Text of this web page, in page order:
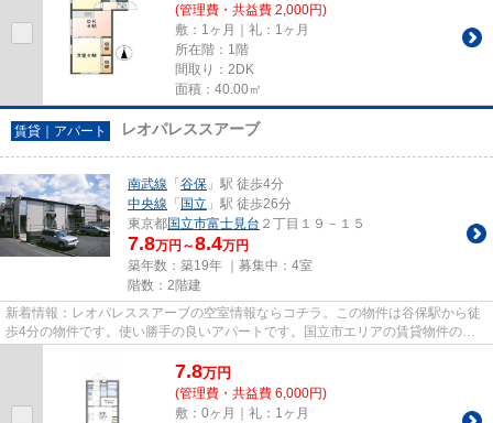
(管理費・共益費 2,000円)
敷：1ヶ月｜礼：1ヶ月
所在階：1階
間取り：2DK
面積：40.00㎡
賃貸｜アパート レオパレススアーブ
南武線 「 谷保 」駅 徒歩4分
中央線 「 国立 」駅 徒歩26分
東京都国立市富士見台 ２丁目１９－１５
7.8万円～8.4万円
築年数：築19年 ｜募集中： 4室
階数：2階建
新着情報：レオパレススアーブの空室情報ならコチラ。この物件は谷保駅から徒
歩4分の物件です。使い勝手の良いアパートです。国立市エリアの賃貸物件のこ
7.8万円
(管理費・共益費 6,000円)
敷：0ヶ月｜礼：1ヶ月